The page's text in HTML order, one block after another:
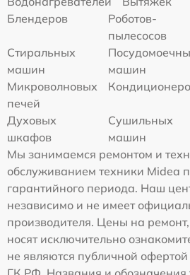
Блендеров
Роботов-
пылесосов
Стиральных
машин
машин
Микроволновых
печей
Духовых
шкафов
Сушильных
машин
Мы занимаемся ремонтом и
обслуживанием техники Midea
гарантийного периода. Наш
независимо и не имеет
производителя. Цены на
носят исключительно
не являются публичной офертой